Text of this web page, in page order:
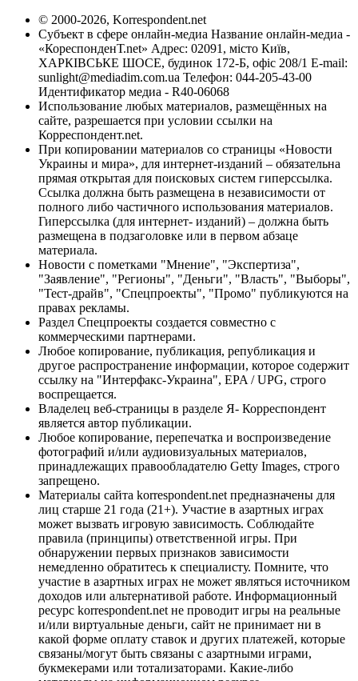
© 2000-2026, Korrespondent.net
Субъект в сфере онлайн-медиа Название онлайн-медиа -
«КореспонденТ.net» Адрес: 02091, місто Київ,
ХАРКІВСЬКЕ ШОСЕ, будинок 172-Б, офіс 208/1 E-mail:
sunlight@mediadim.com.ua Телефон: 044-205-43-00
Идентификатор медиа - R40-06068
Использование любых материалов, размещённых на
сайте, разрешается при условии ссылки на
Корреспондент.net.
При копировании материалов со страницы «Новости
Украины и мира», для интернет-изданий – обязательна
прямая открытая для поисковых систем гиперссылка.
Ссылка должна быть размещена в независимости от
полного либо частичного использования материалов.
Гиперссылка (для интернет- изданий) – должна быть
размещена в подзаголовке или в первом абзаце
материала.
Новости с пометками "Мнение", "Экспертиза",
"Заявление", "Регионы", "Деньги", "Власть", "Выборы",
"Тест-драйв", "Спецпроекты", "Промо" публикуются на
правах рекламы.
Раздел Спецпроекты создается совместно с
коммерческими партнерами.
Любое копирование, публикация, републикация и
другое распространение информации, которое содержит
ссылку на "Интерфакс-Украина", EPA / UPG, строго
воспрещается.
Владелец веб-страницы в разделе Я- Корреспондент
является автор публикации.
Любое копирование, перепечатка и воспроизведение
фотографий и/или аудиовизуальных материалов,
принадлежащих правообладателю Getty Images, строго
запрещено.
Материалы сайта korrespondent.net предназначены для
лиц старше 21 года (21+). Участие в азартных играх
может вызвать игровую зависимость. Соблюдайте
правила (принципы) ответственной игры. При
обнаружении первых признаков зависимости
немедленно обратитесь к специалисту. Помните, что
участие в азартных играх не может являться источником
доходов или альтернативой работе. Информационный
ресурс korrespondent.net не проводит игры на реальные
и/или виртуальные деньги, сайт не принимает ни в
какой форме оплату ставок и других платежей, которые
связаны/могут быть связаны с азартными играми,
букмекерами или тотализаторами. Какие-либо